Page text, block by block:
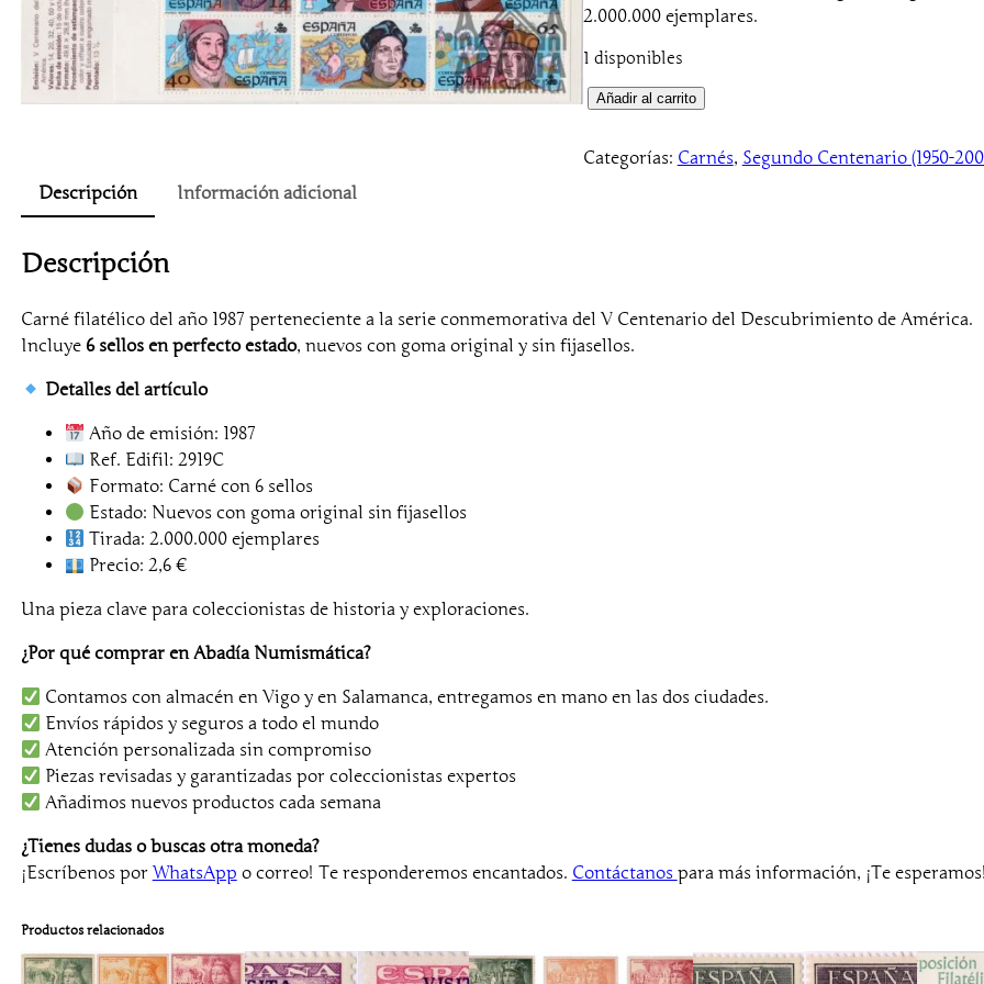
2.000.000 ejemplares.
1 disponibles
8
n
u
e
d
Añadir al carrito
Categorías: Carnés, Segundo Centenario (1950-
Descripción
Información adicional
Descripción
Carné filatélico del año 1987 perteneciente a la serie conmemorativa del V Centenario del Descubrimiento de América.
Incluye 6 sellos en perfecto estado, nuevos con goma original y sin fijasellos.
Detalles del artículo
Año de emisión: 1987
Ref. Edifil: 2919C
Formato: Carné con 6 sellos
Estado: Nuevos con goma original sin fijasellos
Tirada: 2.000.000 ejemplares
Precio: 2,6 €
Una pieza clave para coleccionistas de historia y exploraciones.
¿Por qué comprar en Abadía Numismática?
Contamos con almacén en Vigo y en Salamanca, entregamos en mano en las dos ciudades.
Envíos rápidos y seguros a todo el mundo
Atención personalizada sin compromiso
Piezas revisadas y garantizadas por coleccionistas expertos
Añadimos nuevos productos cada semana
¿Tienes dudas o buscas otra moneda?
¡Escríbenos por WhatsApp o correo! Te responderemos encantados. Contáctanos para más información, ¡Te
Productos relacionados